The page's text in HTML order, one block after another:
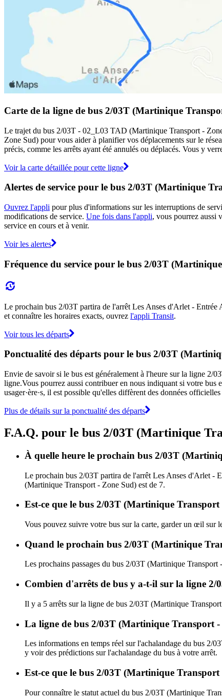
Carte de la ligne de bus 2/03T (Martinique
Le trajet du bus 2/03T - 02_L03 TAD (Martinique Transport -
Zone Sud) pour vous aider à planifier vos déplacements sur le
précis, comme les arrêts ayant été annulés ou déplacés. Vous y
Voir la carte détaillée pour cette ligne
Alertes de service pour le bus 2/03T (Martinique
Ouvrez l'appli pour plus d'informations sur les interruptions de
modifications de service. Une fois dans l'appli, vous pourrez aussi
service en cours et à venir.
Voir les alertes
Fréquence du service pour le bus 2/03T
Le prochain bus 2/03T partira de l'arrêt Les Anses d'Arlet -
et connaître les horaires exacts, ouvrez l'appli Transit.
Voir tous les départs
Ponctualité des départs pour le bus 2/03T
Envie de savoir si le bus est généralement à l'heure sur la ligne 2/
ligne.Vous pourrez aussi contribuer en nous indiquant si votre bus
usager·ère·s, il est possible qu'elles diffèrent des données
Plus de détails sur la ponctualité des départs
F.A.Q. pour le bus 2/03T (Martinique
À quelle heure le prochain bus 2/03T
Le prochain bus 2/03T partira de l'arrêt Les Anses d'Arlet -
(Martinique Transport - Zone Sud) est de 7.
Est-ce que le bus 2/03T (Martinique
Vous pouvez suivre votre bus sur la carte, garder un œil sur
Quand le prochain bus 2/03T (Martinique
Les prochains passages du bus 2/03T (Martinique Transport
Combien d'arrêts de bus y a-t-il sur la ligne
Il y a 5 arrêts sur la ligne de bus 2/03T (Martinique
La ligne de bus 2/03T (Martinique Transport -
Les informations en temps réel sur l'achalandage du bus 2/
y voir des prédictions sur l'achalandage du bus à votre arrêt.
Est-ce que le bus 2/03T (Martinique Transport
Pour connaître le statut actuel du bus 2/03T (Martinique